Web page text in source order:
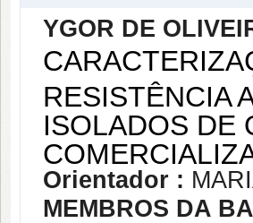
YGOR DE
RESISTÊNCIA
ISOLADOS DE
Orientador :
MEMBROS DA